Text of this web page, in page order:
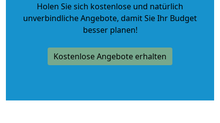
Holen Sie sich kostenlose und natürlich
unverbindliche Angebote, damit Sie Ihr Budget
besser planen!
Kostenlose Angebote erhalten